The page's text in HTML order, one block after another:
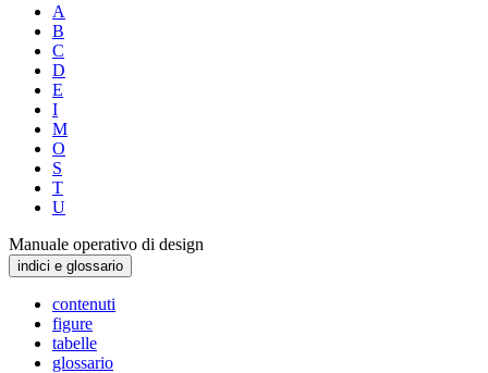
A
B
C
D
E
I
M
O
S
T
U
Manuale operativo di design
indici e glossario
contenuti
figure
tabelle
glossario